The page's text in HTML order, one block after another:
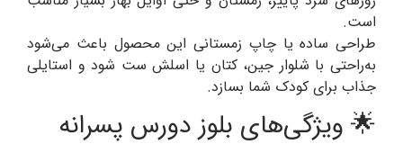
است.
طراحی ساده یا چاپ زمستانی این محصول باعث می‌شود
به‌راحتی با شلوار جین، کتان یا اسلش ست شود و استایلی
جذاب برای کودک شما بسازد.
🌟 ویژگی‌های بلوز دورس پسرانه